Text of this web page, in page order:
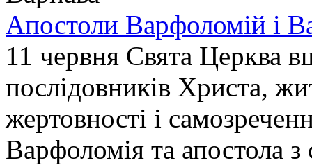
Апостоли Варфоломій і
11 червня Свята Церква
послідовників Христа,
жертовності і
Варфоломія та апостола